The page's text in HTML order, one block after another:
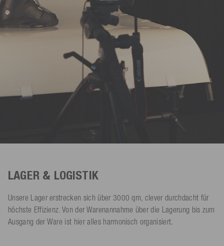
LAGER & LOGISTIK
Unsere Lager erstrecken sich über 3000 qm, clever durchdacht für
höchste Effizienz. Von der Warenannahme über die Lagerung bis zum
Ausgang der Ware ist hier alles harmonisch organisiert.